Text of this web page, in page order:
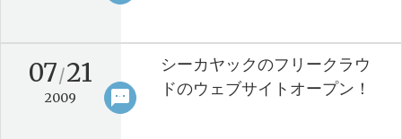
sms
07/21
2009
シーカヤックのフリークラウ
ドのウェブサイトオープン！
keyboard_arrow_right